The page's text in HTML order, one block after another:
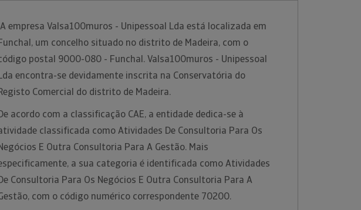
A empresa Valsa100muros - Unipessoal Lda está localizada em
um concelho situado no distrito de Madeira, com o
postal 9000-080 - Funchal. Valsa100muros - Unipessoal
encontra-se devidamente inscrita na Conservatória do
Comercial do distrito de Madeira.
acordo com a classificação CAE, a entidade dedica-se à
classificada como Atividades De Consultoria Para Os
E Outra Consultoria Para A Gestão. Mais
a sua categoria é identificada como Atividades
Consultoria Para Os Negócios E Outra Consultoria Para A
com o código numérico correspondente 70200.